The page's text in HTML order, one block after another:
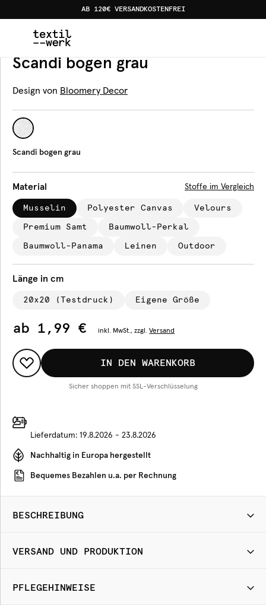
AB 120€ VERSANDKOSTENFREI
Produkte Meterware Scandi bogen grau
Meterware
Scandi bogen grau
Design von Bloomery Decor
Scandi bogen grau
Material Stoffe im Vergleich
Musselin Polyester Canvas Velours
Premium Samt Baumwoll-Perkal
Baumwoll-Panama Leinen Outdoor
Länge in cm
20x20 (Testdruck) Eigene Größe
ab 1,99 € inkl. MwSt., zzgl. Versand
IN DEN WARENKORB
Sicher shoppen mit SSL-Verschlüsselung
Lieferdatum: 19.8.2026 - 23.8.2026
Nachhaltig in Europa hergestellt
Bequemes Bezahlen u.a. per Rechnung
BESCHREIBUNG
VERSAND UND PRODUKTION
PFLEGEHINWEISE